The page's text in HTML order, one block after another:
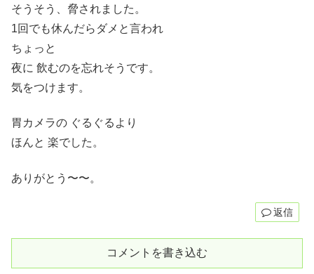
そうそう、脅されました。
1回でも休んだらダメと言われ
ちょっと
夜に 飲むのを忘れそうです。
気をつけます。
胃カメラの ぐるぐるより
ほんと 楽でした。
ありがとう〜〜。
返信
コメントを書き込む